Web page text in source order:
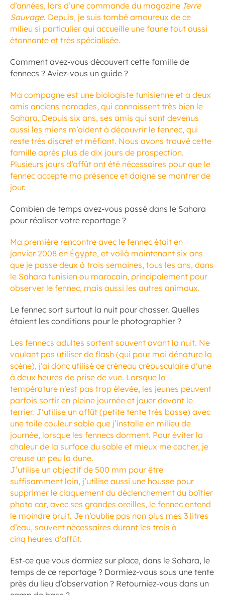
d’années, lors d’une commande du magazine Terre
Sauvage. Depuis, je suis tombé amoureux de ce
milieu si particulier qui accueille une faune tout aussi
étonnante et très spécialisée.
Comment avez-vous découvert cette famille de
fennecs ? Aviez-vous un guide ?
Ma compagne est une biologiste tunisienne et a deux
amis anciens nomades, qui connaissent très bien le
Sahara. Depuis six ans, ses amis qui sont devenus
aussi les miens m’aident à découvrir le fennec, qui
reste très discret et méfiant. Nous avons trouvé cette
famille après plus de dix jours de prospection.
Plusieurs jours d’affût ont été nécessaires pour que le
fennec accepte ma présence et daigne se montrer de
jour.
Combien de temps avez-vous passé dans le Sahara
pour réaliser votre reportage ?
Ma première rencontre avec le fennec était en
janvier 2008 en Égypte, et voilà maintenant six ans
que je passe deux à trois semaines, tous les ans, dans
le Sahara tunisien ou marocain, principalement pour
observer le fennec, mais aussi les autres animaux.
Le fennec sort surtout la nuit pour chasser. Quelles
étaient les conditions pour le photographier ?
Les fennecs adultes sortent souvent avant la nuit. Ne
voulant pas utiliser de flash (qui pour moi dénature la
scène), j’ai donc utilisé ce créneau crépusculaire d’une
à deux heures de prise de vue. Lorsque la
température n’est pas trop élevée, les jeunes peuvent
parfois sortir en pleine journée et jouer devant le
terrier. J’utilise un affût (petite tente très basse) avec
une toile couleur sable que j’installe en milieu de
journée, lorsque les fennecs dorment. Pour éviter la
chaleur de la surface du sable et mieux me cacher, je
creuse un peu la dune.
J’utilise un objectif de 500 mm pour être
suffisamment loin, j’utilise aussi une housse pour
supprimer le claquement du déclenchement du boîtier
photo car, avec ses grandes oreilles, le fennec entend
le moindre bruit. Je n’oublie pas non plus mes 3 litres
d’eau, souvent nécessaires durant les trois à
cinq heures d’affût.
Est-ce que vous dormiez sur place, dans le Sahara, le
temps de ce reportage ? Dormiez-vous sous une tente
près du lieu d’observation ? Retourniez-vous dans un